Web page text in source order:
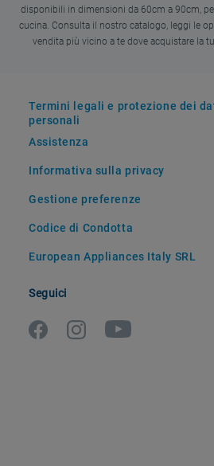
disponibili in dimensioni da 60cm a 90cm,
cucina. Consulta il nostro catalogo, leggi le
vendita più vicino a te dove acquistare la
Termini legali e protezione dei
personali
Assistenza
Informativa sulla privacy
Gestione preferenze
Codice di Condotta
European Appliances Italy SRL
Seguici